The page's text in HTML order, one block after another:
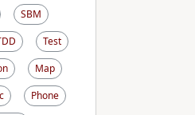
SBM
Test
Map
Phone